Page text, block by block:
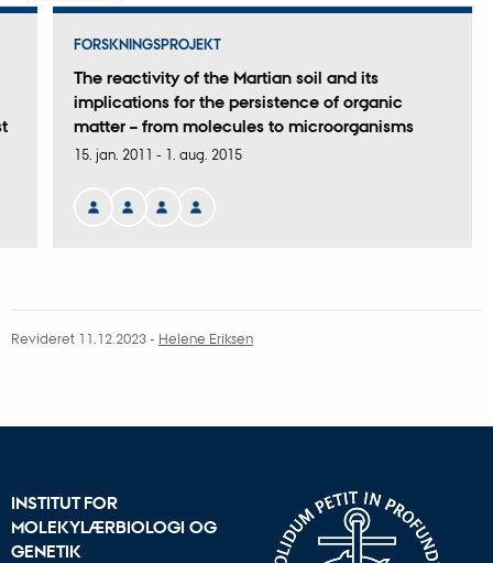
The reactivity of the Martian soil and its
implications for the persistence of organic
matter – from molecules to microorganisms
FORSKNINGSPROJEKT
15. jan. 2011 - 1. aug. 2015
Revideret 11.12.2023- Helene Eriksen
INSTITUT FOR
MOLEKYLÆRBIOLOGI OG
GENETIK